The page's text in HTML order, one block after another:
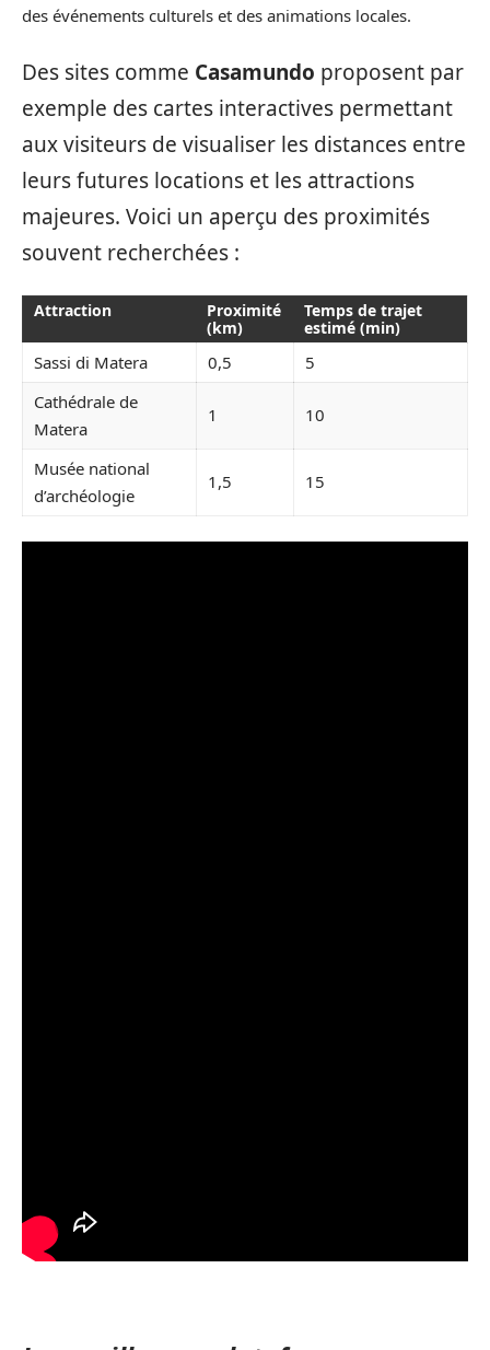
des événements culturels et des animations locales.
Des sites comme Casamundo proposent par
exemple des cartes interactives permettant
aux visiteurs de visualiser les distances entre
leurs futures locations et les attractions
majeures. Voici un aperçu des proximités
souvent recherchées :
Attraction
Proximité
(km)
Temps de trajet
estimé (min)
Sassi di Matera 0,5
5
Cathédrale de
Matera
1 10
Musée national
d’archéologie
1,5 15